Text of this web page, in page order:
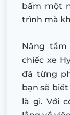
bấm một
trình mà
Nâng
chiếc xe
đã từng
bạn sẽ
là gì. Với